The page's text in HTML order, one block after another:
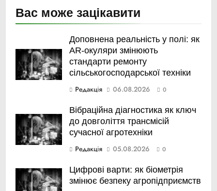
Вас може зацікавити
Доповнена реальність у полі: як
AR-окуляри змінюють
стандарти ремонту
сільськогосподарської техніки
Редакція
06.08.2026 0
Вібраційна діагностика як ключ
до довголіття трансмісій
сучасної агротехніки
Редакція
05.08.2026 0
Цифрові варти: як біометрія
змінює безпеку агропідприємств